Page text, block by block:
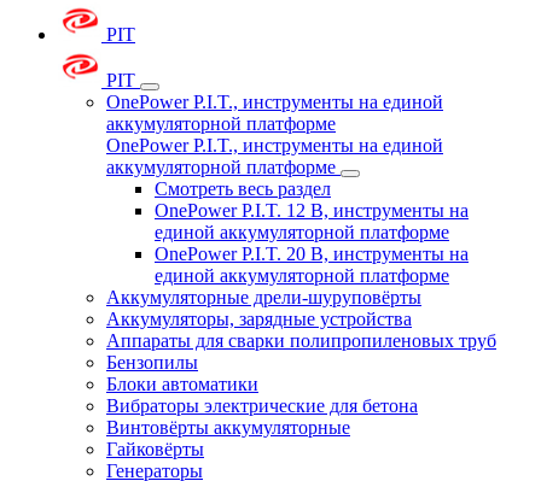
PIT
PIT
OnePower P.I.T., инструменты на единой
аккумуляторной платформе
OnePower P.I.T., инструменты на единой
аккумуляторной платформе
Смотреть весь раздел
OnePower P.I.T. 12 В, инструменты на
единой аккумуляторной платформе
OnePower P.I.T. 20 В, инструменты на
единой аккумуляторной платформе
Аккумуляторные дрели-шуруповёрты
Аккумуляторы, зарядные устройства
Аппараты для сварки полипропиленовых труб
Бензопилы
Блоки автоматики
Вибраторы электрические для бетона
Винтовёрты аккумуляторные
Гайковёрты
Генераторы